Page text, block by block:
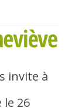
invite à
26